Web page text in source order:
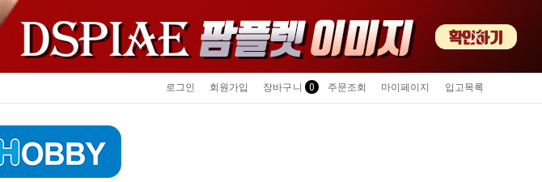
로그인 회원가입 장바구니 0 주문조회 마이페이지 입고목록